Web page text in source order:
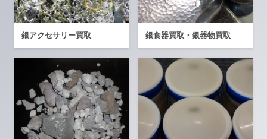
銀アクセサリー買取 銀食器買取・銀器物買取